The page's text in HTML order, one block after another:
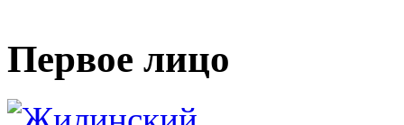
Первое лицо